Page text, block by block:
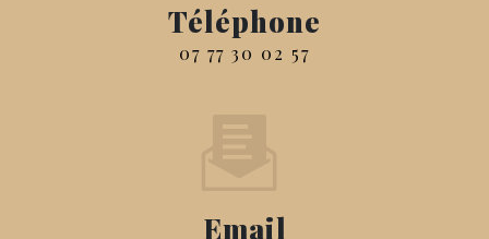
Téléphone
07 77 30 02 57
Email